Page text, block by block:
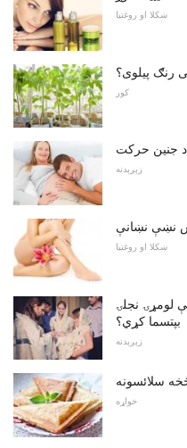
ښکلا او روغتیا
رنګ پیلوی؟
کور
زېږېدنه
نښې نښانې
ښکلا او روغتیا
لومړۍ نجلۍ
بپتسما کړي؟
زېږېدنه
سلائسونه
خواړه